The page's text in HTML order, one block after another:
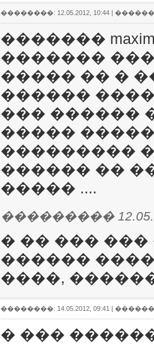
��������: 12.05.2012, 10:44 |
�������
�������
����� �� �
������
��� ������
�����
���������
������ ��
����� ....
���������
� �� ���
������
����,
��������: 14.05.2012, 09:41 |
� ���